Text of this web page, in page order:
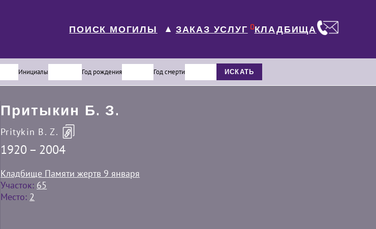
ПОИСК МОГИЛЫ ▼ ЗАКАЗ УСЛУГ 0КЛАДБИЩА
Инициалы Год рождения Год смерти ИСКАТЬ
Притыкин Б. З.
Pritykin B. Z.
1920 – 2004
Кладбище Памяти жертв 9 января
Участок: 65
Место: 2